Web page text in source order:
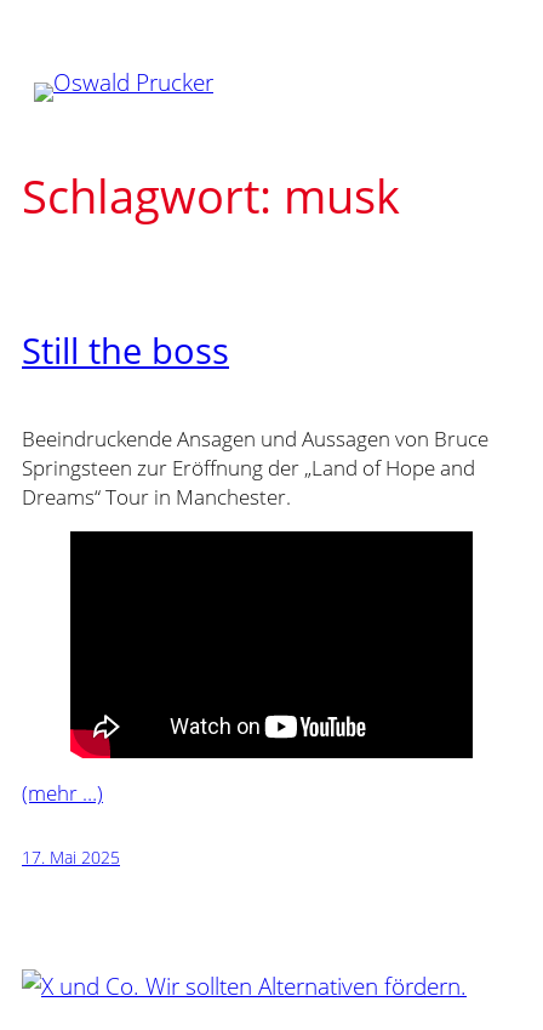
springen
Schlagwort: musk
Still the boss
Beeindruckende Ansagen und Aussagen von Bruce
Springsteen zur Eröffnung der „Land of Hope and
Dreams“ Tour in Manchester.
(mehr …)
17. Mai 2025